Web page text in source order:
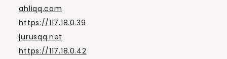
ahliqq.com
https://117.18.0.39
jurusqq.net
https://117.18.0.42